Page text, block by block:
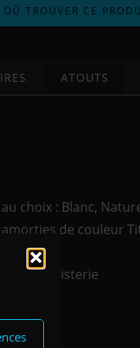
OÙ TROUVER CE
ATOUTS
choix : Blanc,
de couleur
Perle
Ebénisterie